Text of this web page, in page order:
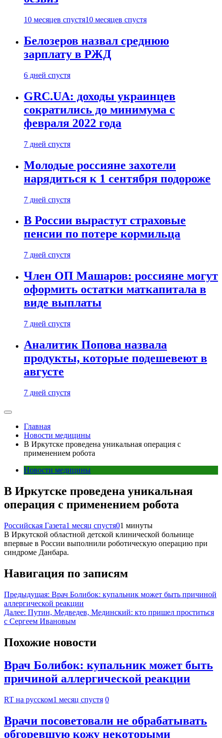
10 месяцев спустя10 месяцев спустя
Белозеров назвал среднюю
зарплату в РЖД
6 дней спустя
GRC.UA: доходы украинцев
сократились до минимума с
февраля 2022 года
7 дней спустя
Молодые россияне захотели
нарядиться к 1 сентября подороже
7 дней спустя
В России вырастут страховые
пенсии по потере кормильца
7 дней спустя
Член ОП Машаров: россияне могут
оформить остатки маткапитала в
виде выплаты
7 дней спустя
Аналитик Попова назвала
продукты, которые подешевеют в
августе
7 дней спустя
Главная
Новости медицины
В Иркутске проведена уникальная операция с
применением робота
Новости медицины
В Иркутске проведена уникальная
операция с применением робота
Российская Газета1 месяц спустя01 минуты
В Иркутской областной детской клинической больнице
впервые в России выполнили роботическую операцию при
синдроме Данбара.
Навигация по записям
Предыдущая: Врач Болибок: купальник может быть причиной
аллергической реакции
Далее: Путин, Медведев, Мединский: кто пришел проститься
с Сергеем Ивановым
Похожие новости
Врач Болибок: купальник может быть
причиной аллергической реакции
RT на русском1 месяц спустя 0
Врачи посоветовали не обрабатывать
обгоревшую кожу некоторыми